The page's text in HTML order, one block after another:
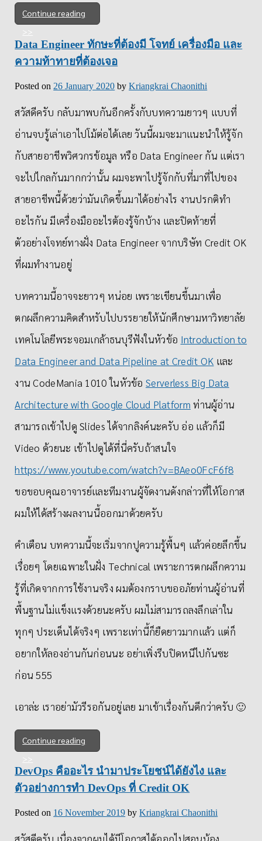
Continue reading
Data Engineer ทักษะที่ต้องมี โจทย์ เครื่องมือ และ
ความท้าทายที่ต้องเจอ
Posted on 26 January 2020 byKriangkrai Chaonithi
สวัสดีครับ กลับมาพบกันอีกครั้งกับบทความยาวๆ แบบที่
อ่านจบรู้เล่าเอาไปโม้ต่อได้เลย วันนี้ผมจะมาแนะนำให้รู้จัก
กับสายอาชีพวิศวกรข้อมูล หรือ Data Engineer กัน แต่เรา
จะไปไกลกันมากกว่านั้น ผมจะพาไปรู้จักกับที่มาที่ไปของ
สายอาชีพนี้ด้วยว่ามันเกิดขึ้นมาได้อย่างไร งานปรกติทำ
อะไรกัน มีเครื่องมืออะไรต้องรู้จักบ้าง และปิดท้ายที่
ตัวอย่างโจทย์ทางฝั่ง Data Engineer จากบริษัท Credit OK
ที่ผมทำงานอยู่
บทความนี้อาจจะยาวๆ หน่อย เพราะเขียนขึ้นมาเพื่อ
ตกผลึกความคิดสำหรับไปบรรยายให้นักศึกษามหาวิทยาลัย
เทคโนโลยีพระจอมเกล้าธนบุรีฟังในหัวข้อ Introduction to
Data Engineer and Data Pipeline at Credit OK และ
งาน CodeMania 1010 ในหัวข้อServerless Big Data
Architecture with Google Cloud Platform ท่านผู้อ่าน
สามารถเข้าไปดู Slides ได้จากลิงค์นะครับ อ่อ แล้วก็มี
Video ด้วยนะ เข้าไปดูได้ที่นี่ครับถ้าสนใจ
https://www.youtube.com/watch?v=BAeo0FcF6f8
ขอขอบคุณอาจารย์และทีมงานผู้จัดงานดังกล่าวที่ให้โอกาส
ผมให้ได้สร้างผลงานนี้ออกมาด้วยครับ
คำเตือน บทความนี้จะเริ่มจากปูความรู้พื้นๆ แล้วค่อยลึกขึ้น
เรื่อยๆ โดยเฉพาะในฝั่ง Technical เพราะการตกผลึกความ
รู้ที่เกิดจากการใช้งานจริง ผมต้องกราบขออภัยท่านผู้อ่านที่
พื้นฐานไม่แข็งแรงด้วยนะครับ ผมไม่สามารถลงลึกเล่าใน
ทุกๆ ประเด็นได้จริงๆ เพราะเท่านี้ก็ยืดยาวมากแล้ว แต่ก็
อยากให้ลองอ่านกันก่อนนะ อย่าเพิ่งรีบปิดหนีไปกันซะ
ก่อน 555
เอาล่ะ เราอย่ามัวรีรอกันอยู่เลย มาเข้าเรื่องกันดีกว่าครับ 🙂
Continue reading
DevOps คืออะไร นำมาประโยชน์ได้ยังไง และ
ตัวอย่างการทำ DevOps ที่ Credit OK
Posted on 16 November 2019 byKriangkrai Chaonithi